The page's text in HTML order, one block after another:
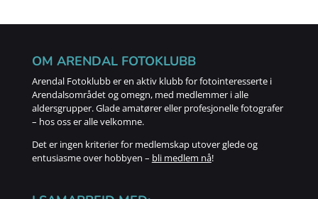
OM ARENDAL FOTOKLUBB
Arendal Fotoklubb er en aktiv klubb for fotointeresserte i
Arendalsområdet og omegn, med medlemmer i alle
aldersgrupper. Glade amatører eller profesjonelle fotografer
– hos oss er alle velkomne.
Det er ingen kriterier for medlemskap utover glede og
entusiasme over hobbyen – bli medlem nå!